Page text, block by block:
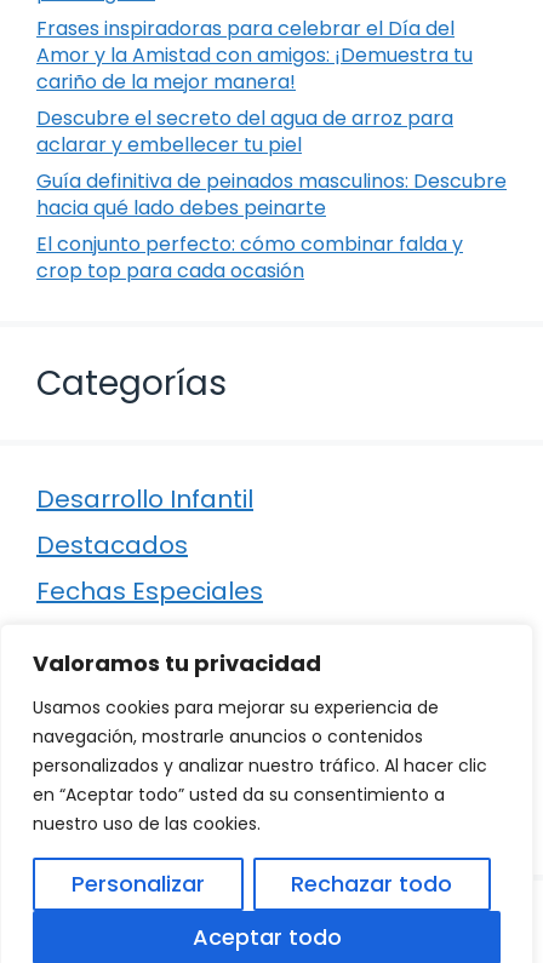
Valoramos tu privacidad
Usamos cookies para mejorar su experiencia de
navegación, mostrarle anuncios o contenidos
personalizados y analizar nuestro tráfico. Al hacer clic
en “Aceptar todo” usted da su consentimiento a
nuestro uso de las cookies.
Personalizar
Rechazar todo
Aceptar todo
Frases inspiradoras para celebrar el Día del
Amor y la Amistad con amigos: ¡Demuestra tu
cariño de la mejor manera!
Descubre el secreto del agua de arroz para
aclarar y embellecer tu piel
Guía definitiva de peinados masculinos: Descubre
hacia qué lado debes peinarte
El conjunto perfecto: cómo combinar falda y
crop top para cada ocasión
Categorías
Desarrollo Infantil
Destacados
Fechas Especiales
Regalos
Relaciones
Ropa
Política de Privacidad Aviso Legal|
Política de Cookies